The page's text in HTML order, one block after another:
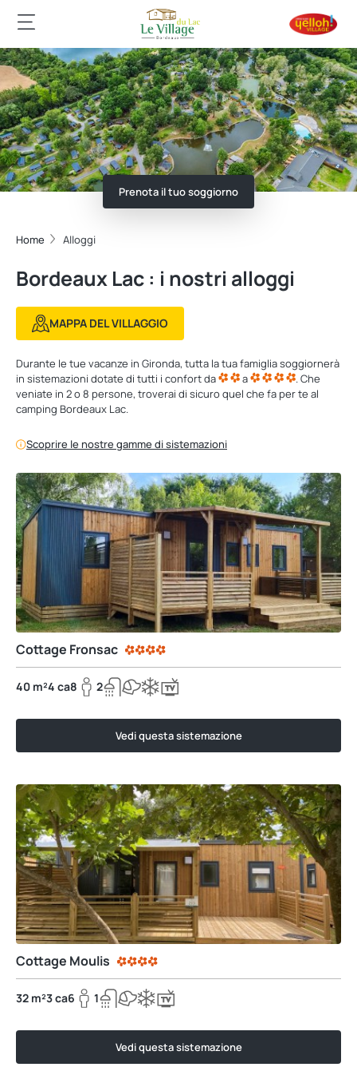
Prenota il tuo soggiorno
Home Alloggi
Bordeaux Lac : i nostri alloggi
MAPPA DEL VILLAGGIO
Durante le tue vacanze in Gironda, tutta la tua famiglia soggiornerà
in sistemazioni dotate di tutti i confort da
a
. Che
veniate in 2 o 8 persone, troverai di sicuro quel che fa per te al
camping Bordeaux Lac.
Scoprire le nostre gamme di sistemazioni
Cottage Fronsac
40 m²4 ca8 2
Vedi questa sistemazione
Cottage Moulis
32 m²3 ca6 1
Vedi questa sistemazione